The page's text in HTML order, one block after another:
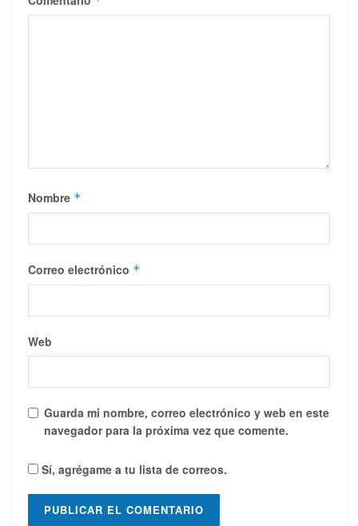
Nombre *
Correo electrónico *
Web
Guarda mi nombre, correo electrónico y web en este
navegador para la próxima vez que comente.
Sí, agrégame a tu lista de correos.